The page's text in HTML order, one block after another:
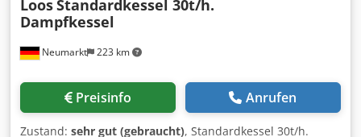
Neumarkt 223 km
LoosStandardkessel 30t/h.
Dampfkessel
Preisinfo Anrufen
Zustand: sehr gut (gebraucht), Standardkessel 30t/h.